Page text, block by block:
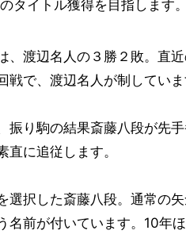
タイトル獲得を目指します。
、渡辺名人の３勝２敗。直
戦で、渡辺名人が制していま
振り駒の結果斎藤八段が先
直に追従します。
選択した斎藤八段。通常の
名前が付いています。10年